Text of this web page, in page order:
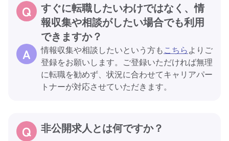
すぐに転職したいわけではなく、情
報収集や相談がしたい場合でも利用
できますか？
情報収集や相談したいという方もこちらよりご
登録をお願いします。ご登録いただければ無理
に転職を勧めず、状況に合わせてキャリアパー
トナーが対応させていただきます。
非公開求人とは何ですか？